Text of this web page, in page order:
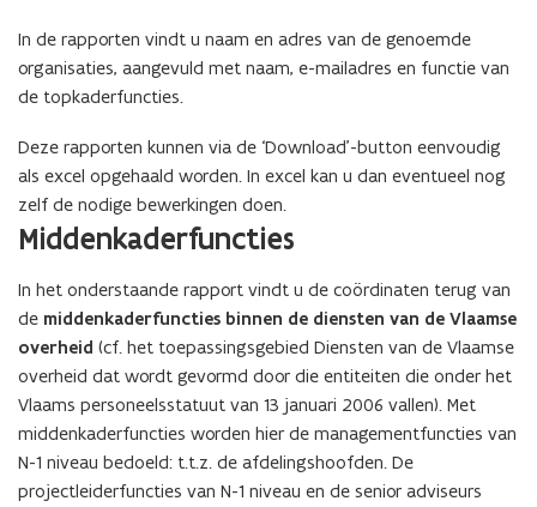
i
e
u
v
e
n
s
e
r
)
t
i
n
i
e
u
w
e
n
s
t
e
r
)
In de rapporten vindt u naam en adres van de genoemde
organisaties, aangevuld met naam, e-mailadres en functie van
de topkaderfuncties.
Deze rapporten kunnen via de ‘Download’-button eenvoudig
als excel opgehaald worden. In excel kan u dan eventueel nog
zelf de nodige bewerkingen doen.
Middenkaderfuncties
In het onderstaande rapport vindt u de coördinaten terug van
de middenkaderfuncties binnen de diensten van de Vlaamse
overheid (cf. het toepassingsgebied Diensten van de Vlaamse
overheid dat wordt gevormd door die entiteiten die onder het
Vlaams personeelsstatuut van 13 januari 2006 vallen). Met
middenkaderfuncties worden hier de managementfuncties van
N-1 niveau bedoeld: t.t.z. de afdelingshoofden. De
projectleiderfuncties van N-1 niveau en de senior adviseurs